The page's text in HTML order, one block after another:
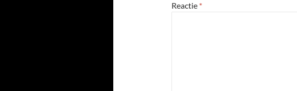
Reactie *